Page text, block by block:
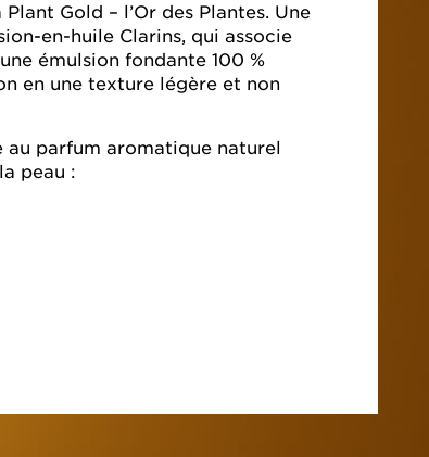
Gold – l’Or des Plantes. Une
en-huile Clarins, qui associe
émulsion fondante 100 %
en une texture légère et non
parfum aromatique naturel
peau :